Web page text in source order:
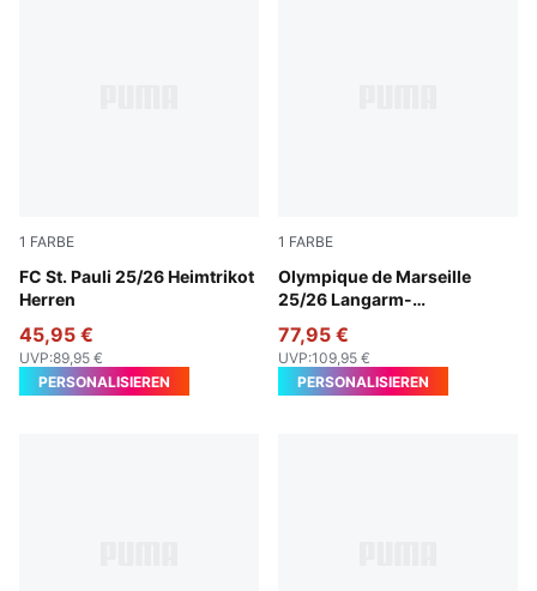
1 FARBE
FC St. Pauli 25/26 Heimtrikot
Herren
Espresso Brown-PUMA White
45,95 €
UVP:89,95 €
PERSONALISIEREN
1 FARBE
Olympique de Marseille
25/26 Langarm-
New Navy-Luminous Blue
77,95 €
UVP:109,95 €
PERSONALISIEREN